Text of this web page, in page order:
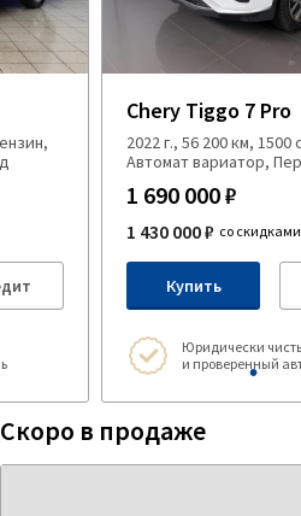
Chery Tiggo 7 Pro
2022 г., 56 200 км, 1500
Автомат вариатор,
1 690 000 ₽
1 430 000 ₽ со скидками
Купить
Юридически
и проверенный
Скоро в продаже